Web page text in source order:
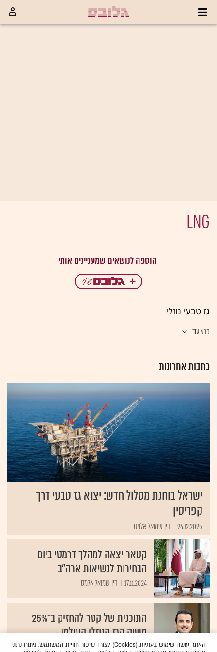
LNG
גז טבעי נוזלי
קרא עוד
כתבות אחרונות
ישראל בוחנת מסלול חדש: יצוא גז טבעי דרך
קפריסין
24.12.2025 דין שמואל אלמס
קטאר יצאה למהלך דרמטי ביום
הבחירות לנשיאות ארה"ב
17.11.2024 דין שמואל אלמס
התוכנית של קטר להחזיק ב־25%
משוק הגז הנוזלי העולמי
05.03.2024 דין שמואל אלמס
האתר עושה שימוש בעוגיות (Cookies) לצורך שיפור חוויית המשתמש, ניתוח נתוני